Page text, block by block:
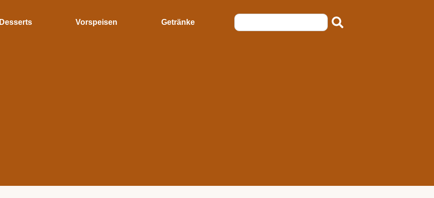
Desserts Vorspeisen Getränke